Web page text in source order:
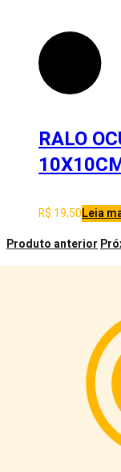
RALO
R$ 19,50Leia
Produto anterior